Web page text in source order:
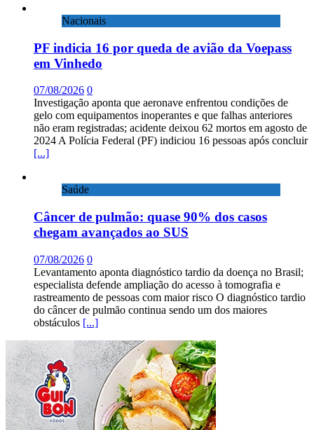
Nacionais
PF indicia 16 por queda de avião da Voepass
em Vinhedo
07/08/2026 0
Investigação aponta que aeronave enfrentou condições de
gelo com equipamentos inoperantes e que falhas anteriores
não eram registradas; acidente deixou 62 mortos em agosto de
2024 A Polícia Federal (PF) indiciou 16 pessoas após concluir
[...]
Saúde
Câncer de pulmão: quase 90% dos casos
chegam avançados ao SUS
07/08/2026 0
Levantamento aponta diagnóstico tardio da doença no Brasil;
especialista defende ampliação do acesso à tomografia e
rastreamento de pessoas com maior risco O diagnóstico tardio
do câncer de pulmão continua sendo um dos maiores
obstáculos [...]